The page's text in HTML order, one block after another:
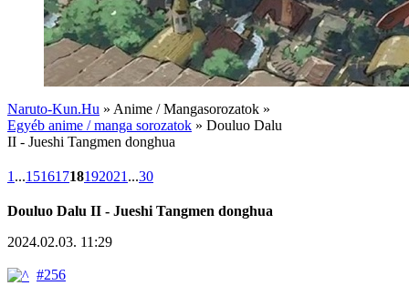
Naruto-Kun.Hu » Anime / Mangasorozatok »
Egyéb anime / manga sorozatok » Douluo Dalu
II - Jueshi Tangmen donghua
1 ...15161718192021 ...30
Douluo Dalu II - Jueshi Tangmen donghua
2024.02.03. 11:29
#256